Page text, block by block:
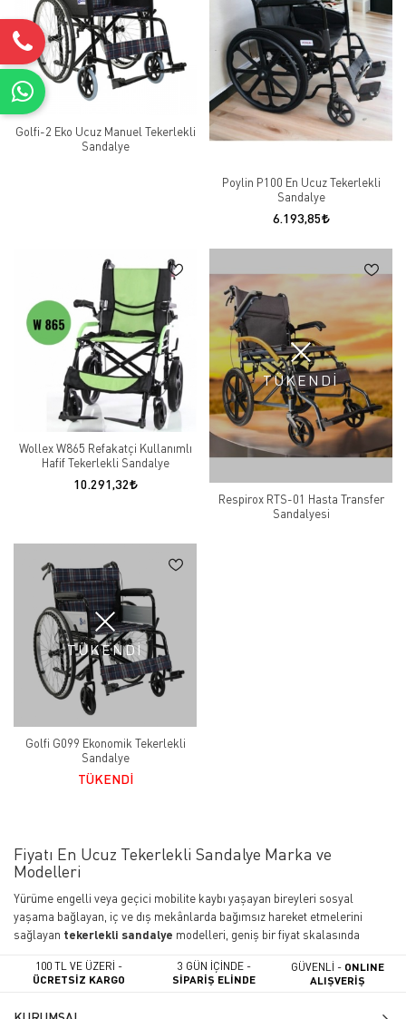
Golfi-2 Eko Ucuz Manuel Tekerlekli
Sandalye
Poylin P100 En Ucuz Tekerlekli
Sandalye
6.193,85
Wollex W865 Refakatçi Kullanımlı
Hafif Tekerlekli Sandalye
10.291,32
TÜKENDİ
Respirox RTS-01 Hasta Transfer
Sandalyesi
TÜKENDİ
Golfi G099 Ekonomik Tekerlekli
Sandalye
TÜKENDİ
Fiyatı En Ucuz Tekerlekli Sandalye Marka ve
Modelleri
Yürüme engelli veya geçici mobilite kaybı yaşayan bireyleri sosyal
yaşama bağlayan, iç ve dış mekânlarda bağımsız hareket etmelerini
sağlayan tekerlekli sandalye modelleri, geniş bir fiyat skalasında
tekerlekli sandalye fiyatları ne kadar?" araştırması yapan
kullanıcılar için fiyat/performans (en ucuz) ürünlerini, kalite ve
100 TL VE ÜZERİ -
ÜCRETSİZ KARGO
3 GÜN İÇİNDE -
SİPARİŞ ELİNDE
GÜVENLİ - ONLINE
ALIŞVERİŞ